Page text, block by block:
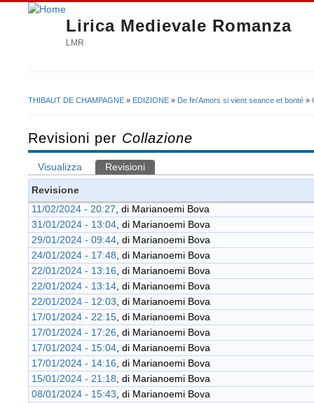
Lirica Medievale Romanza
LMR
THIBAUT DE CHAMPAGNE » EDIZIONE » De fin'Amors si vient seance et bonté »
Revisioni per Collazione
Schede primarie
Visualizza Revisioni
Revisione
11/02/2024 - 20:27 , di Marianoemi Bova
31/01/2024 - 13:04 , di Marianoemi Bova
29/01/2024 - 09:44 , di Marianoemi Bova
24/01/2024 - 17:48 , di Marianoemi Bova
22/01/2024 - 13:16 , di Marianoemi Bova
22/01/2024 - 13:14 , di Marianoemi Bova
22/01/2024 - 12:03 , di Marianoemi Bova
17/01/2024 - 22:15 , di Marianoemi Bova
17/01/2024 - 17:26 , di Marianoemi Bova
17/01/2024 - 15:04 , di Marianoemi Bova
17/01/2024 - 14:16 , di Marianoemi Bova
15/01/2024 - 21:18 , di Marianoemi Bova
08/01/2024 - 15:43 , di Marianoemi Bova